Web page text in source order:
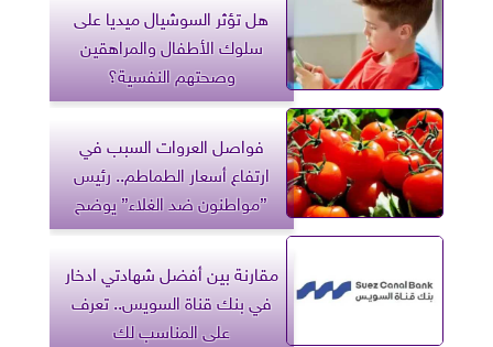
هل تؤثر السوشيال ميديا على
سلوك الأطفال والمراهقين
وصحتهم النفسية؟
فواصل العروات السبب في
ارتفاع أسعار الطماطم.. رئيس
”مواطنون ضد الغلاء” يوضح
مقارنة بين أفضل شهادتي ادخار
في بنك قناة السويس.. تعرف
على المناسب لك